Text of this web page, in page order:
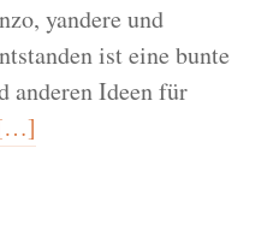
yandere und
ist eine bunte
anderen Ideen für